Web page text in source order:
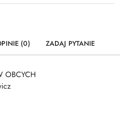
(0) ZADAJ PYTANIE
OBCYCH